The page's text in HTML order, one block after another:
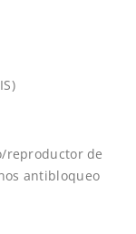
reproductor de
antibloqueo